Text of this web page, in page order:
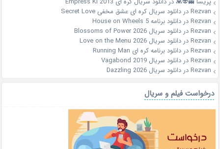
Rezvanدردانلود سریال کره ای عشق مخفی Secret Love
Rezvanدردانلود برنامه House on Wheels 5
Rezvanدردانلود سریال Blossoms of Power 2026
Rezvanدردانلود سریال Love on the Menu 2026
Rezvanدردانلود برنامه کره ای Running Man
Rezvanدردانلود سریال Vagabond 2019
Rezvanدردانلود سریال Dazzling 2026
درخواست فیلم و سریال